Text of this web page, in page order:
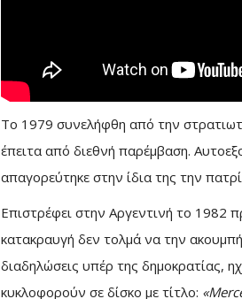
Το 1979 συνελήφθη από την
έπειτα από διεθνή παρέμβαση.
απαγορεύτηκε στην ίδια της την
Επιστρέφει στην Αργεντινή το 1982
κατακραυγή δεν τολμά να την
διαδηλώσεις υπέρ της δημοκρατίας,
κυκλοφορούν σε δίσκο με τίτλο: